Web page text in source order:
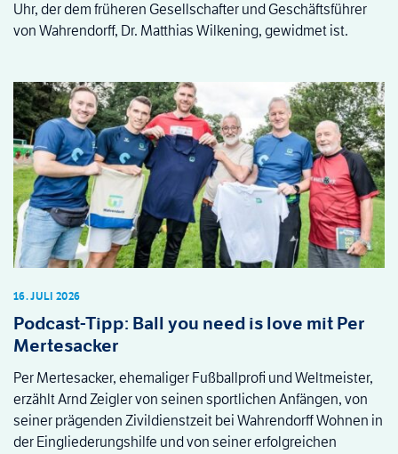
Uhr, der dem früheren Gesellschafter und Geschäftsführer
von Wahrendorff, Dr. Matthias Wilkening, gewidmet ist.
Podcast-Tipp: Ball you need is love mit Per
Mertesacker
16. JULI 2026
Per Mertesacker, ehemaliger Fußballprofi und Weltmeister,
erzählt Arnd Zeigler von seinen sportlichen Anfängen, von
seiner prägenden Zivildienstzeit bei Wahrendorff Wohnen in
der Eingliederungshilfe und von seiner erfolgreichen